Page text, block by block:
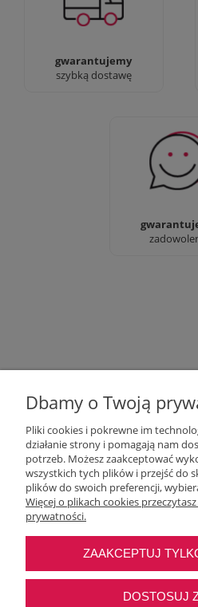
gwarantujemy
szybką dostawę
90% dostaw następnego
dnia, bez dopłat!
Sprawdź
zadowolenia
Moje
Najczęstsze
Dbamy o Twoją
Pliki cookies i pokrewne im
działanie strony i pomagają nam
potrzeb. Możesz zaakceptować
wszystkich tych plików i przejść do
plików do swoich preferencji,
Więcej o plikach cookies
prywatności.
ZAAKCEPTUJ
DOSTOSUJ